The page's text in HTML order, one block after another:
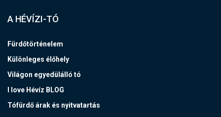
A HÉVÍZI-TÓ
Fürdőtörténelem
Különleges élőhely
Világon egyedülálló tó
I love Hévíz BLOG
Tófürdő árak és nyitvatartás